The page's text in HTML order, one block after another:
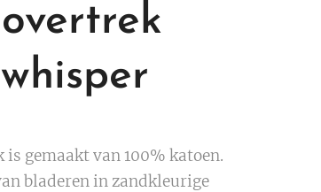
is gemaakt van 100% katoen.
bladeren in zandkleurige